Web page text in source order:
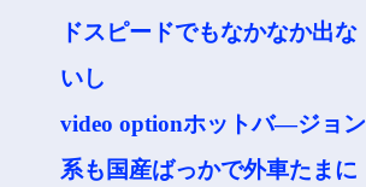
ドスピードでもなかなか出な
いし
video optionホットバ―ジョン
系も国産ばっかで外車たまに